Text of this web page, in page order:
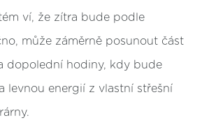
ví, že zítra bude podle
může záměrně posunout část
dopolední hodiny, kdy bude
levnou energií z vlastní střešní